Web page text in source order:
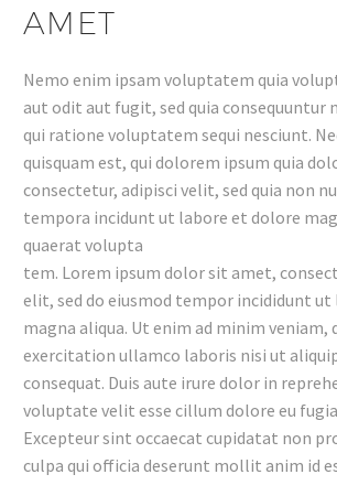
AMET
Nemo enim ipsam voluptatem quia
aut odit aut fugit, sed quia consequuntur
qui ratione voluptatem sequi nesciunt.
quisquam est, qui dolorem ipsum quia
consectetur, adipisci velit, sed quia non
tempora incidunt ut labore et dolore
quaerat volupta
tem. Lorem ipsum dolor sit amet,
elit, sed do eiusmod tempor incididunt
magna aliqua. Ut enim ad minim veniam,
exercitation ullamco laboris nisi ut
consequat. Duis aute irure dolor in
voluptate velit esse cillum dolore eu
Excepteur sint occaecat cupidatat non
culpa qui officia deserunt mollit anim id